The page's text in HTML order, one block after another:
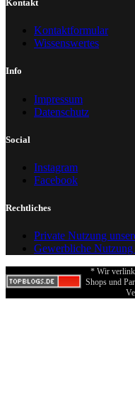
Kontakt
Kontaktformular
Wissenswertes
Info
Impressum
Datenschutz
Social
Instagram
Facebook
Rechtliches
Private Nutzung
Gewerbliche
* Wir
Shops und